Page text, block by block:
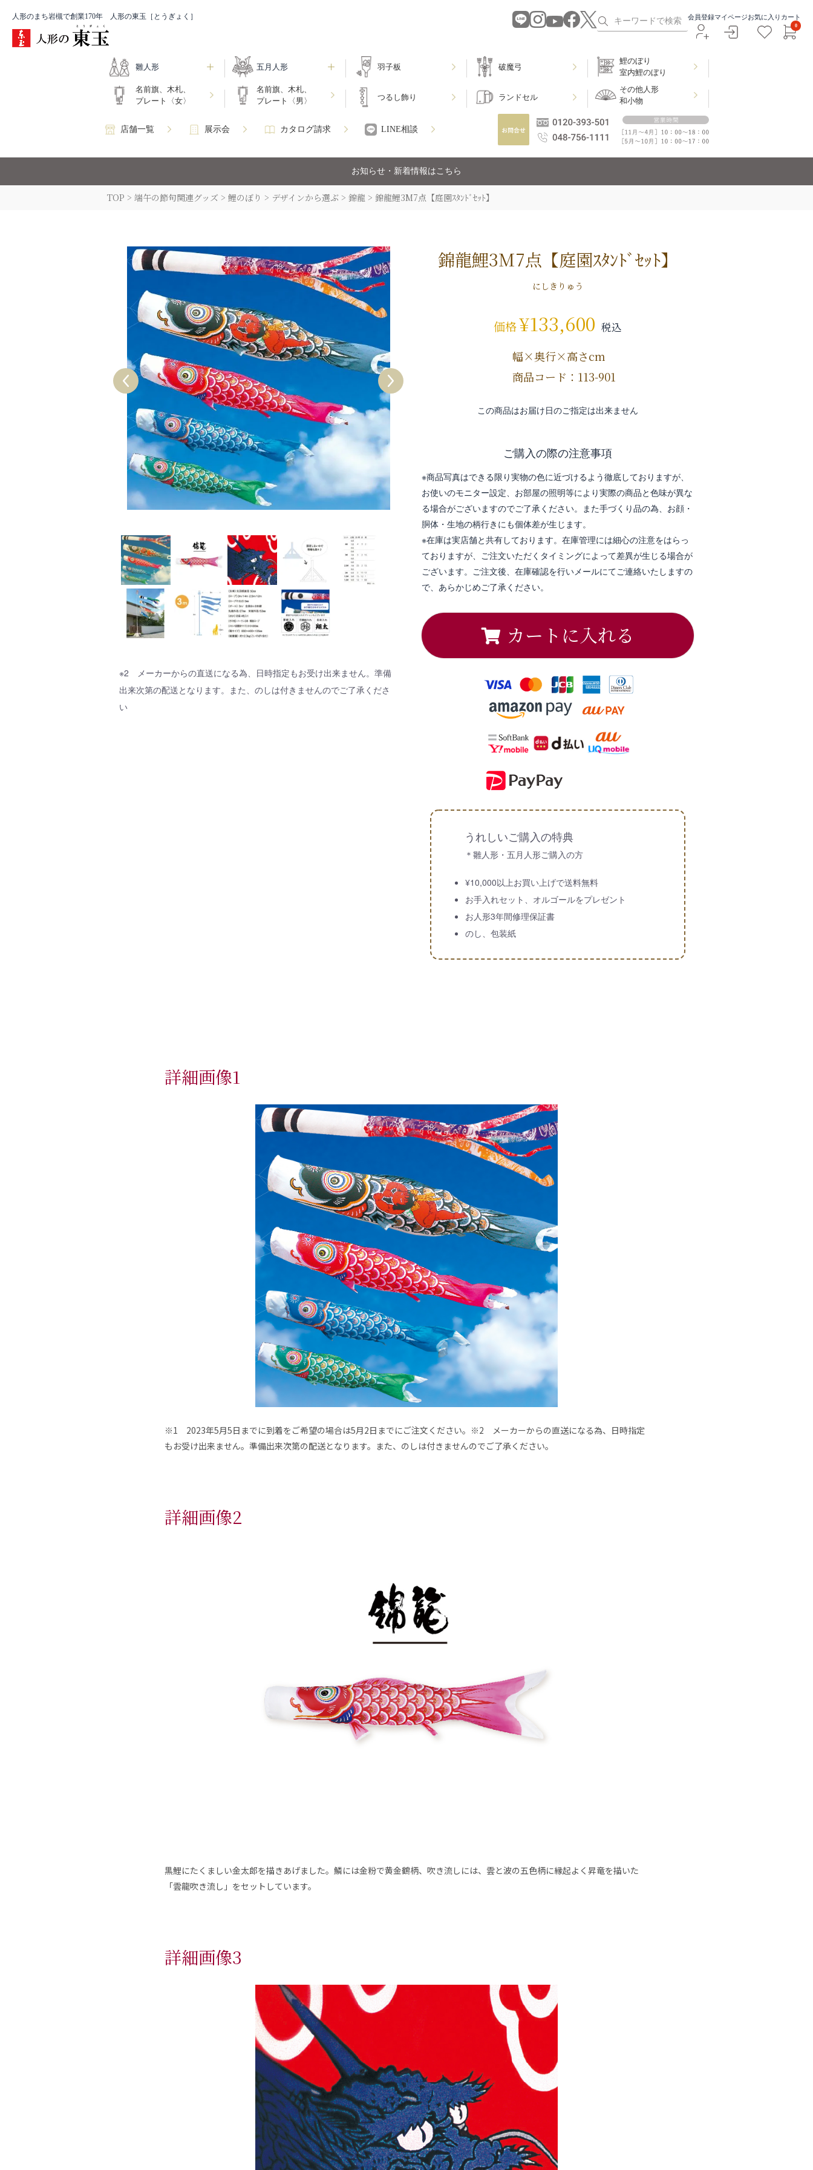
人形のまち岩槻で創業170年 人形の東玉［とうぎょく］ 会員登録マイページお気に入り カート
0
雛人形 五月人形 羽子板 破魔弓
鯉のぼり
室内鯉のぼり
名前旗、木札、
プレート〈女〉
名前旗、木札、
プレート〈男〉
つるし飾り ランドセル
その他人形
和小物
店舗一覧 展示会 カタログ請求 LINE相談
お知らせ・新着情報はこちら
TOP 端午の節句関連グッズ 鯉のぼり デザインから選ぶ 錦龍 錦龍鯉3M7点【庭園ｽﾀﾝﾄﾞｾｯﾄ】
※2 メーカーからの直送になる為、日時指定もお受け出来ません。準備
出来次第の配送となります。また、のしは付きませんのでご了承くださ
い
錦龍鯉3M7点【庭園ｽﾀﾝﾄﾞｾｯﾄ】
にしきりゅう
価格¥133,600 税込
幅×奥行×高さcm
商品コード：113-901
この商品はお届け日のご指定は出来ません
ご購入の際の注意事項
※商品写真はできる限り実物の色に近づけるよう徹底しておりますが、
お使いのモニター設定、お部屋の照明等により実際の商品と色味が異な
る場合がございますのでご了承ください。また手づくり品の為、お顔・
胴体・生地の柄行きにも個体差が生じます。
※在庫は実店舗と共有しております。在庫管理には細心の注意をはらっ
ておりますが、ご注文いただくタイミングによって差異が生じる場合が
ございます。ご注文後、在庫確認を行いメールにてご連絡いたしますの
で、あらかじめご了承ください。
カートに入れる
うれしいご購入の特典
＊雛人形・五月人形ご購入の方
¥10,000以上お買い上げで送料無料
お手入れセット、オルゴールをプレゼント
お人形3年間修理保証書
のし、包装紙
詳細画像1
※1 2023年5月5日までに到着をご希望の場合は5月2日までにご注文ください。※2 メーカーからの直送になる為、日時指定
もお受け出来ません。準備出来次第の配送となります。また、のしは付きませんのでご了承ください。
詳細画像2
黒鯉にたくましい金太郎を描きあげました。鱗には金粉で黄金鶴柄、吹き流しには、雲と波の五色柄に縁起よく昇竜を描いた
「雲龍吹き流し」をセットしています。
詳細画像3